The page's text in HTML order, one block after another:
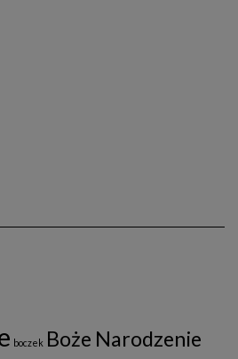
boczek Boże Narodzenie